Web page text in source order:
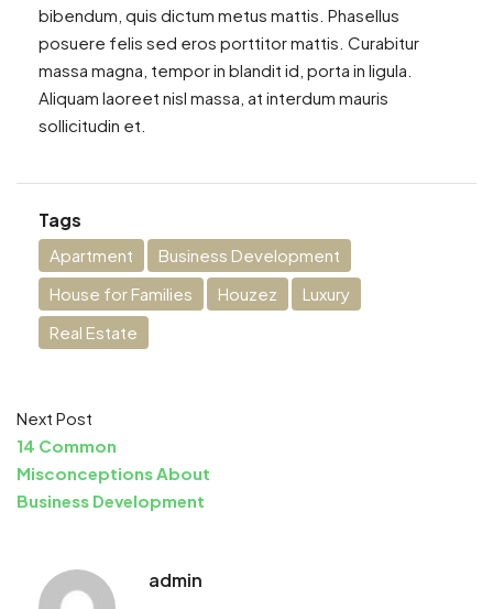
bibendum, quis dictum metus mattis. Phasellus
posuere felis sed eros porttitor mattis. Curabitur
massa magna, tempor in blandit id, porta in ligula.
Aliquam laoreet nisl massa, at interdum mauris
sollicitudin et.
Tags
Apartment
Business Development
House for Families
Houzez
Luxury
Real Estate
Next Post
14 Common
Misconceptions About
Business Development
admin